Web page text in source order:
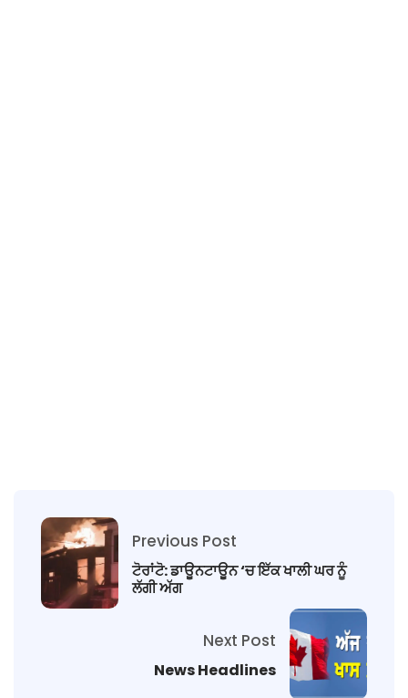
Previous Post
ਟੋਰਾਂਟੋ: ਡਾਊਨਟਾਊਨ ‘ਚ ਇੱਕ ਖਾਲੀ ਘਰ ਨੂੰ
ਲੱਗੀ ਅੱਗ
Next Post
News Headlines